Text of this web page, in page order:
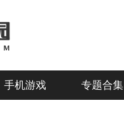
手机游戏 专题合集